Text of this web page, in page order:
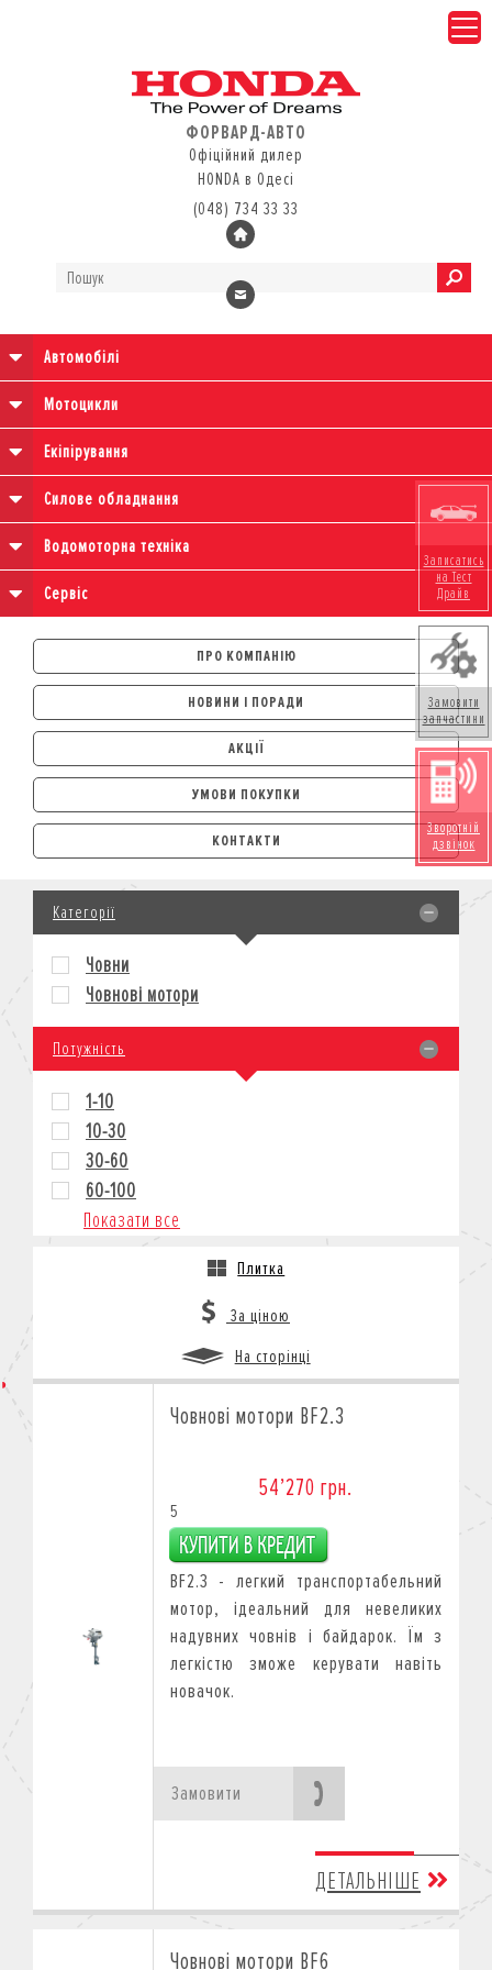
ФОРВАРД-АВТО
Офіційний дилер
HONDA в Одесі
(048) 734 33 33
Автомобілі
Мотоцикли
Екіпірування
Силове обладнання
Водомоторна техніка
Сервіс
ПРО КОМПАНІЮ
НОВИНИ І ПОРАДИ
АКЦІЇ
УМОВИ ПОКУПКИ
АВТОМОБІЛІ
ЛІЗИНГ
КРЕДИТ
СТРАХУВАННЯ
КОРПОРАТИВНИМ КЛІЄНТАМ
МОТОЦИКЛИ
СТРАХУВАННЯ
КОРПОРАТИВНИМ КЛІЄНТАМ
КОНТАКТИ
Записатись
на Тест
Драйв
Замовити
запчастини
Зворотній
дзвінок
Категорії
Човни
Човнові мотори
Потужність
1-10
10-30
30-60
60-100
Показати все
Плитка
За ціною
На сторінці
Човнові мотори BF2.3
54’270 грн.
5
BF2.3 - легкий транспортабельний
мотор, ідеальний для невеликих
надувних човнів і байдарок. Їм з
легкістю зможе керувати навіть
новачок.
Замовити
ДЕТАЛЬНІШЕ
Човнові мотори BF6